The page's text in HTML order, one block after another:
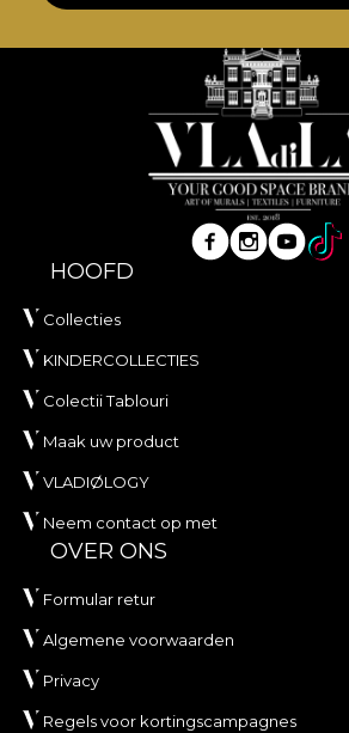
HOOFD
Collecties
KINDERCOLLECTIES
Colectii Tablouri
Maak uw product
VLADIØLOGY
Neem contact op met
OVER ONS
Formular retur
Algemene voorwaarden
Privacy
Regels voor kortingscampagnes